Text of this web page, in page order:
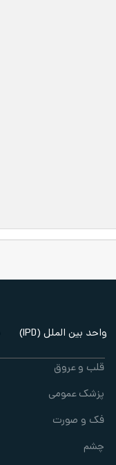
واحد بین الملل (IPD)
قلب و عروق
پزشک عمومی
فک و صورت
چشم